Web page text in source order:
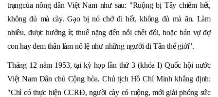
trạngcủa nông dân Việt Nam như sau: "Ruộng bị Tây chiếm hết,
không đủ mà cày. Gạo bị nó chở đi hết, không đủ mà ăn. Làm
nhiều, được hưởng ít; thuế nặng đến nỗi chết đói, hoặc bán vợ đợ
con hay đem thân làm nô lệ như những người đi Tân thế giới”.
Tháng 12 năm 1953, tại kỳ họp lần thứ 3 (khóa I) Quốc hội nước
Việt Nam Dân chủ Cộng hòa, Chủ tịch Hồ Chí Minh khẳng định:
"Chỉ có thực hiện CCRĐ, người cày có ruộng, mới giải phóng sức